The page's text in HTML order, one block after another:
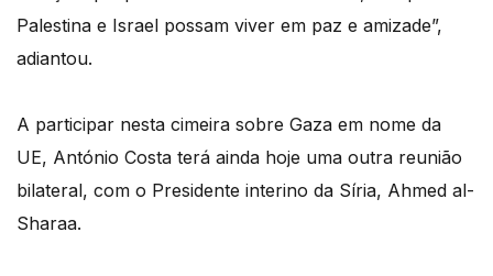
Palestina e Israel possam viver em paz e amizade”,
adiantou.
A participar nesta cimeira sobre Gaza em nome da
UE, António Costa terá ainda hoje uma outra reunião
bilateral, com o Presidente interino da Síria, Ahmed al-
Sharaa.